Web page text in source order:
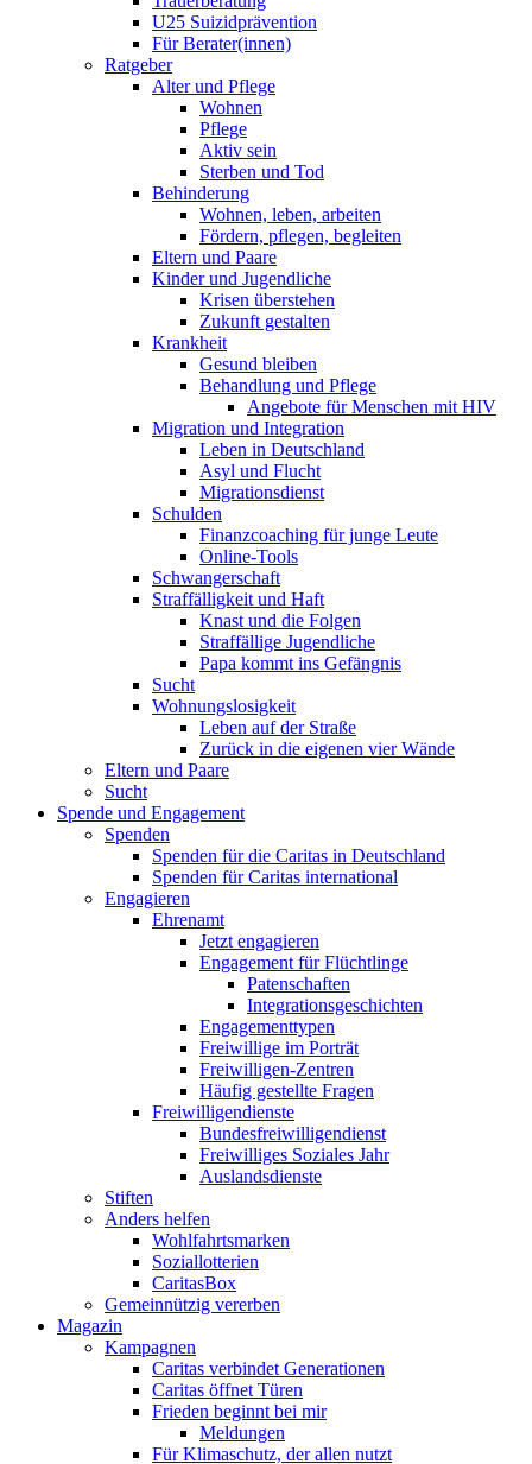
U25 Suizidprävention
Für Berater(innen)
Ratgeber
Alter und Pflege
Wohnen
Pflege
Aktiv sein
Sterben und Tod
Behinderung
Wohnen, leben, arbeiten
Fördern, pflegen, begleiten
Eltern und Paare
Kinder und Jugendliche
Krisen überstehen
Zukunft gestalten
Krankheit
Gesund bleiben
Behandlung und Pflege
Angebote für Menschen mit HIV
Migration und Integration
Leben in Deutschland
Asyl und Flucht
Migrationsdienst
Schulden
Finanzcoaching für junge Leute
Online-Tools
Schwangerschaft
Straffälligkeit und Haft
Knast und die Folgen
Straffällige Jugendliche
Papa kommt ins Gefängnis
Sucht
Wohnungslosigkeit
Leben auf der Straße
Zurück in die eigenen vier Wände
Eltern und Paare
Sucht
Spende und Engagement
Spenden
Spenden für die Caritas in Deutschland
Spenden für Caritas international
Engagieren
Ehrenamt
Jetzt engagieren
Engagement für Flüchtlinge
Patenschaften
Integrationsgeschichten
Engagementtypen
Freiwillige im Porträt
Freiwilligen-Zentren
Häufig gestellte Fragen
Freiwilligendienste
Bundesfreiwilligendienst
Freiwilliges Soziales Jahr
Auslandsdienste
Stiften
Anders helfen
Wohlfahrtsmarken
Soziallotterien
CaritasBox
Gemeinnützig vererben
Magazin
Kampagnen
Caritas verbindet Generationen
Caritas öffnet Türen
Frieden beginnt bei mir
Meldungen
Für Klimaschutz, der allen nutzt